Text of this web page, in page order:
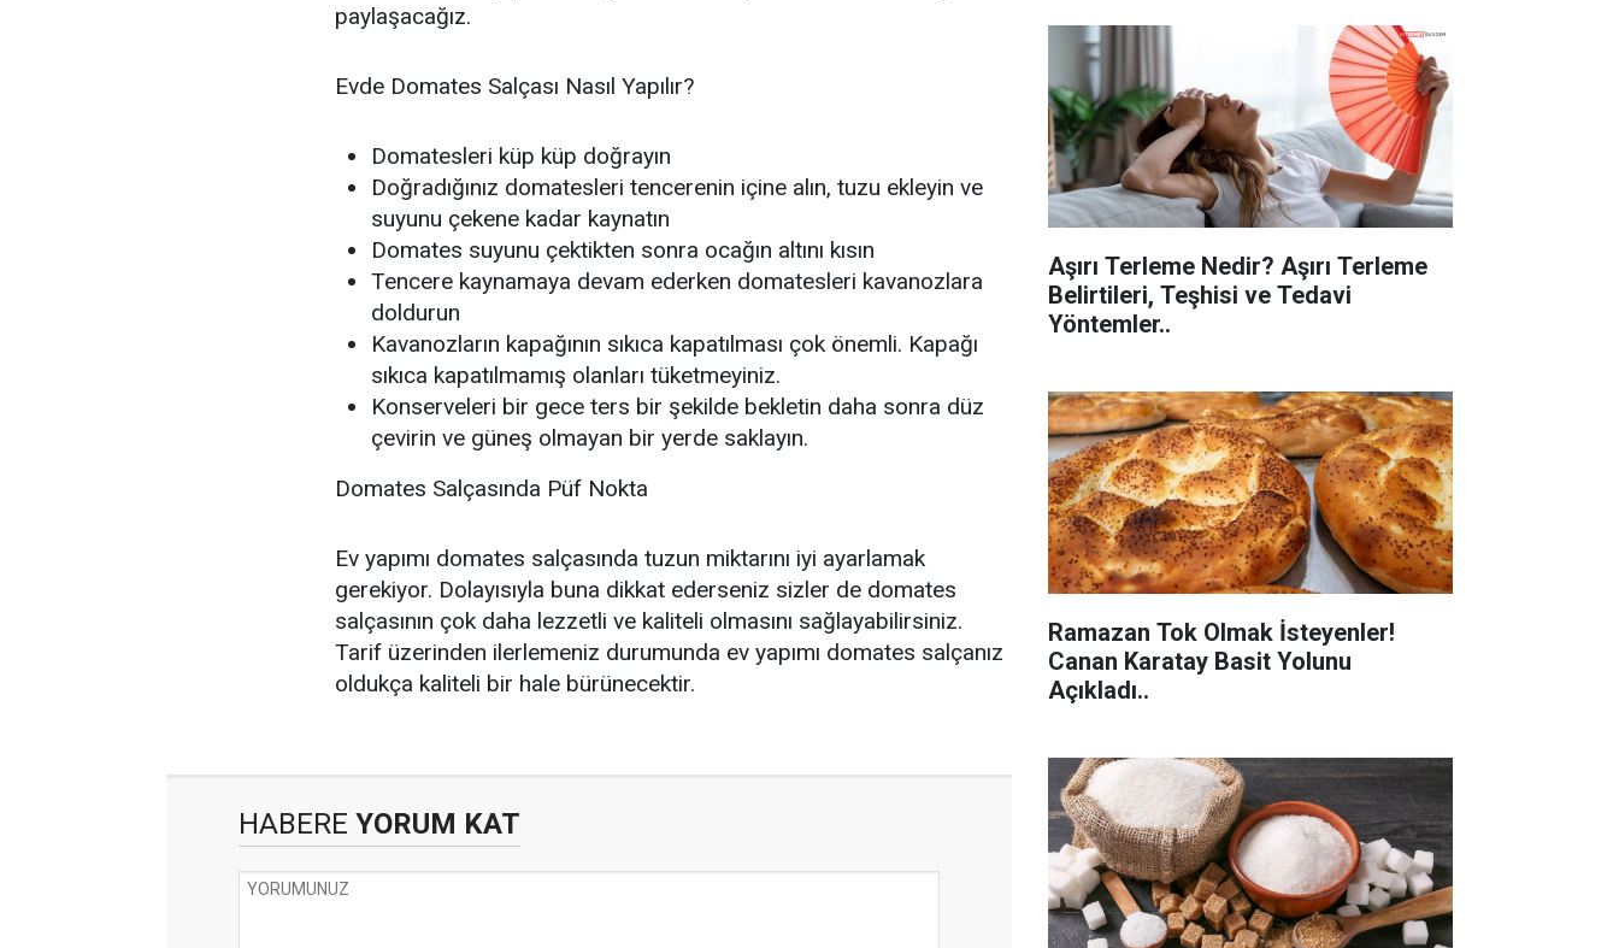
paylaşacağız.
Evde Domates Salçası Nasıl Yapılır?
Domatesleri küp küp doğrayın
Doğradığınız domatesleri tencerenin içine alın, tuzu ekleyin ve
suyunu çekene kadar kaynatın
Domates suyunu çektikten sonra ocağın altını kısın
Tencere kaynamaya devam ederken domatesleri kavanozlara
doldurun
Kavanozların kapağının sıkıca kapatılması çok önemli. Kapağı
sıkıca kapatılmamış olanları tüketmeyiniz.
Konserveleri bir gece ters bir şekilde bekletin daha sonra düz
çevirin ve güneş olmayan bir yerde saklayın.
Domates Salçasında Püf Nokta
Ev yapımı domates salçasında tuzun miktarını iyi ayarlamak
gerekiyor. Dolayısıyla buna dikkat ederseniz sizler de domates
salçasının çok daha lezzetli ve kaliteli olmasını sağlayabilirsiniz.
Tarif üzerinden ilerlemeniz durumunda ev yapımı domates salçanız
oldukça kaliteli bir hale bürünecektir.
HABERE YORUM KAT
Aşırı Terleme Nedir? Aşırı Terleme
Belirtileri, Teşhisi ve Tedavi
Yöntemler..
Ramazan Tok Olmak İsteyenler!
Canan Karatay Basit Yolunu
Açıkladı..